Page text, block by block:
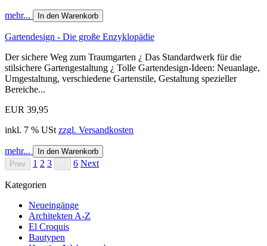
mehr... In den Warenkorb
Gartendesign - Die große Enzyklopädie
Der sichere Weg zum Traumgarten ¿ Das Standardwerk für die
stilsichere Gartengestaltung ¿ Tolle Gartendesign-Ideen: Neuanlage,
Umgestaltung, verschiedene Gartenstile, Gestaltung spezieller
Bereiche...
EUR 39,95
inkl. 7 % USt zzgl. Versandkosten
mehr...
In den Warenkorb
Prev
1 2 3 6 Next
Kategorien
Neueingänge
Architekten A-Z
El Croquis
Bautypen